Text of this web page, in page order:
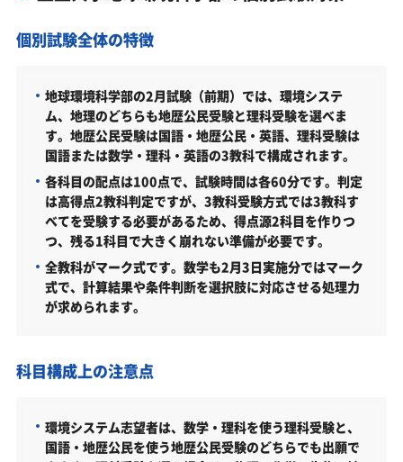
成果とは？
カリキュラムや料金についてお気軽にご相談くださ
立正大学地球環境科学部の総合型選抜入試対策も万
全
立正大学地球環境科学部総合型選抜入試の主な対策内容
立正大学地球環境科学部の入試日程
立正大学地球環境科学部の入試日程
立正大学地球環境科学部の受験情報
立正大学地球環境科学部の入試方式
総合型選抜〈探究実践型／フィールドワーク方式・ゼミ
ナール方式〉（環境システム学科／2026年度）
（環境システム学科／2026年度）
学校推薦型選抜〈公募制推薦選抜〉［基礎学力テスト
個別試験全体の特徴
地球環境科学部の2月試験（前期）では、環境システ
ム、地理のどちらも地歴公民受験と理科受験を選べま
す。地歴公民受験は国語・地歴公民・英語、理科受験は
国語または数学・理科・英語の3教科で構成されます。
各科目の配点は100点で、試験時間は各60分です。判定
は高得点2教科判定ですが、3教科受験方式では3教科す
べてを受験する必要があるため、得点源2科目を作りつ
つ、残る1科目で大きく崩れない準備が必要です。
全教科がマーク式です。数学も2月3日実施分ではマーク
式で、計算結果や条件判断を選択肢に対応させる処理力
が求められます。
科目構成上の注意点
環境システム志望者は、数学・理科を使う理科受験と、
国語・地歴公民を使う地歴公民受験のどちらでも出願で